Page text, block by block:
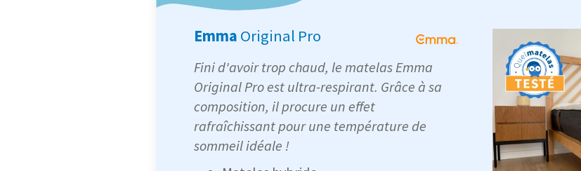
Emma Original Pro
Fini d'avoir trop chaud, le matelas Emma
Original Pro est ultra-respirant. Grâce à sa
composition, il procure un effet
rafraîchissant pour une température de
sommeil idéale !